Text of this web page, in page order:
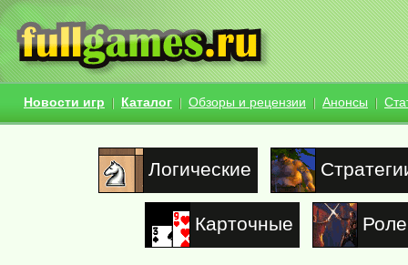
Новости игр Каталог Обзоры и рецензии Анонсы
Логические
Карточные